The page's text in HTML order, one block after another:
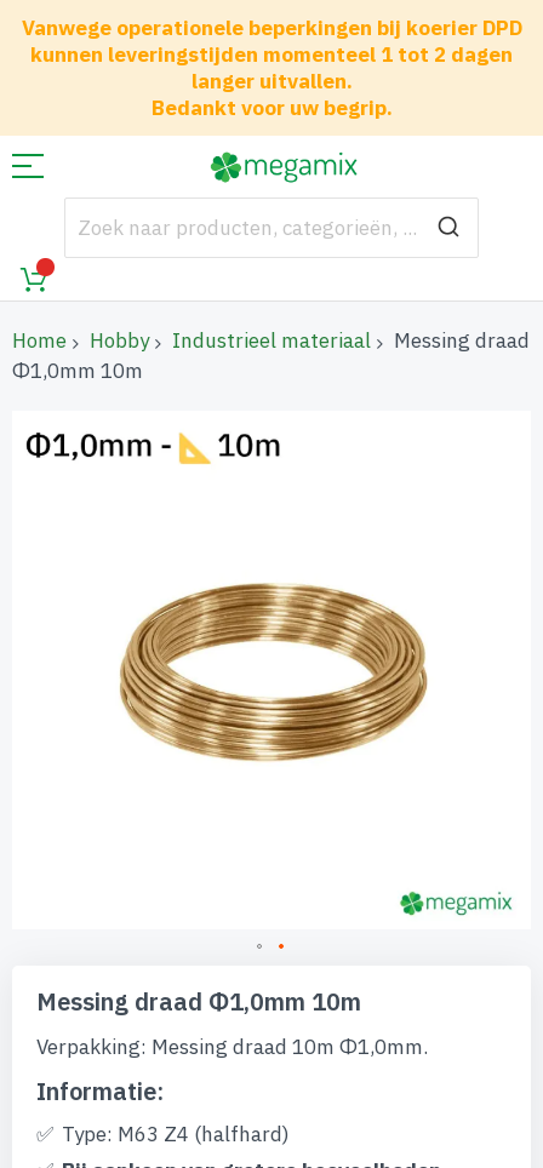
Vanwege operationele beperkingen bij koerier DPD
kunnen leveringstijden momenteel 1 tot 2 dagen
langer uitvallen.
Bedankt voor uw begrip.
Home Hobby Industrieel materiaal
Messing draad
Φ1,0mm 10m
naar
het
naar
begin
afbeeldingen-
Messing draad Φ1,0mm 10m
Verpakking: Messing draad 10m Φ1,0mm.
Informatie:
Type: M63 Z4 (halfhard)